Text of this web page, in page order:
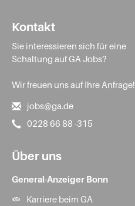
Kontakt
Sie interessieren sich für eine
Schaltung auf GA Jobs?
Wir freuen uns auf Ihre Anfrage!
jobs@ga.de
0228 66 88 -315
Über uns
General-Anzeiger Bonn
Karriere beim GA